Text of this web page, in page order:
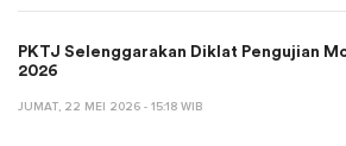
PKTJ Selenggarakan Diklat Pengujian
2026
JUMAT, 22 MEI 2026 - 15:18 WIB